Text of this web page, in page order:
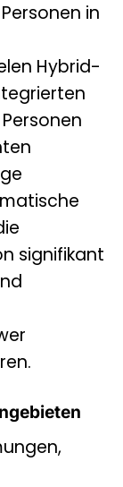
in
Hybrid-
signifikant